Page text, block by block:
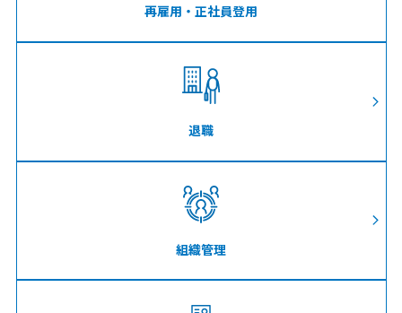
再雇用・正社員登用
退職
組織管理